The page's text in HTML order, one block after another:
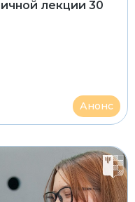
лекции 30
Анонс